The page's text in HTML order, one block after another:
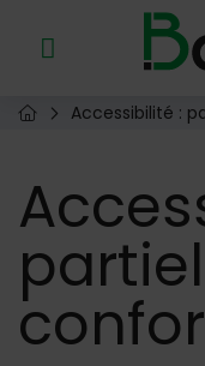
Menu de raccourcis
Page d'accueil du
Accessibilité :